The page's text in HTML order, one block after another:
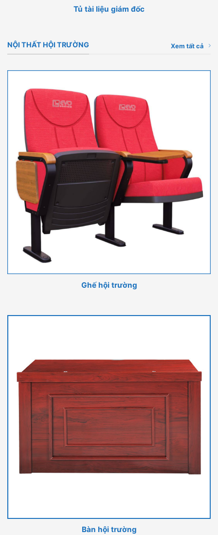
Tủ tài liệu giám đốc
NỘI THẤT HỘI TRƯỜNG Xem tất cả
Ghế hội trường
Bàn hội trường